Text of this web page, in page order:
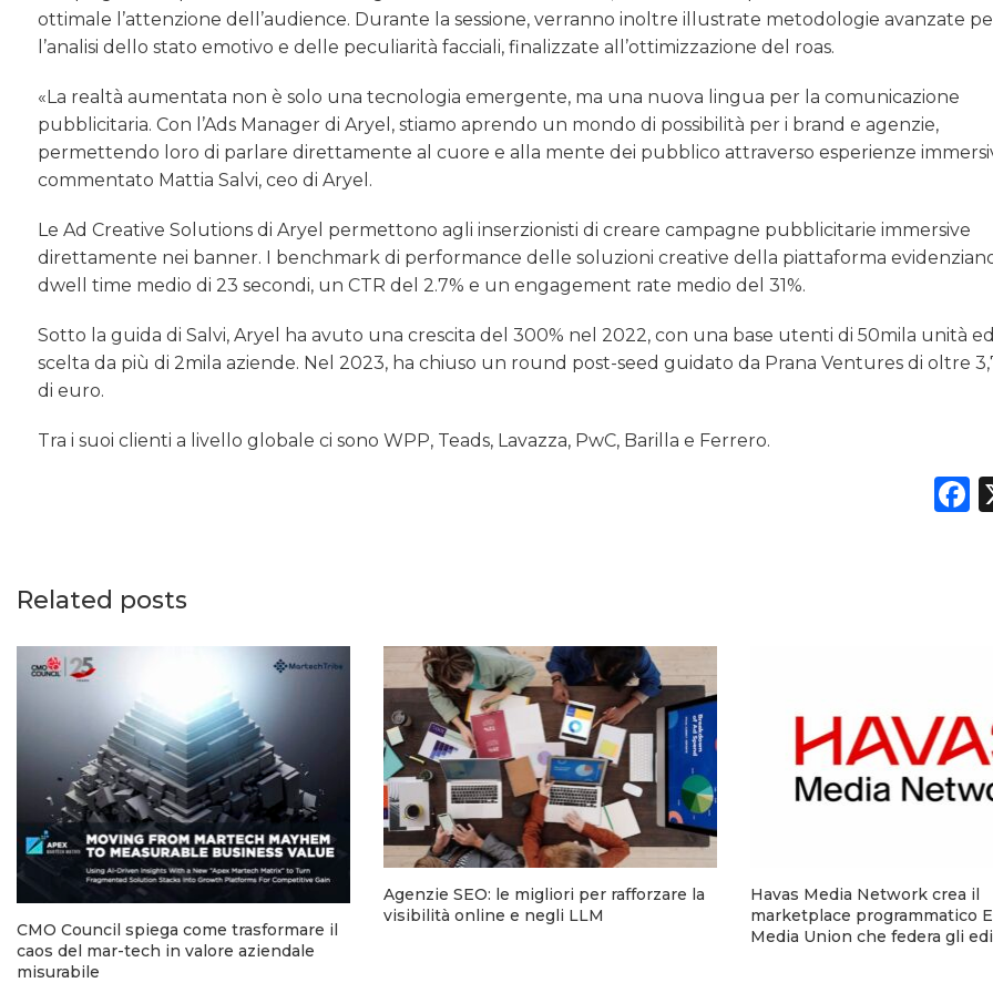
ottimale l’attenzione dell’audience. Durante la sessione, verranno inoltre illustrate metodologie avanzate
l’analisi dello stato emotivo e delle peculiarità facciali, finalizzate all’ottimizzazione del roas.
«La realtà aumentata non è solo una tecnologia emergente, ma una nuova lingua per la comunicazione
pubblicitaria. Con l’Ads Manager di Aryel, stiamo aprendo un mondo di possibilità per i brand e agenzie,
permettendo loro di parlare direttamente al cuore e alla mente dei pubblico attraverso esperienze
commentato Mattia Salvi, ceo di Aryel.
Le Ad Creative Solutions di Aryel permettono agli inserzionisti di creare campagne pubblicitarie immersive
direttamente nei banner. I benchmark di performance delle soluzioni creative della piattaforma
dwell time medio di 23 secondi, un CTR del 2.7% e un engagement rate medio del 31%.
Sotto la guida di Salvi, Aryel ha avuto una crescita del 300% nel 2022, con una base utenti di 50mila unità
scelta da più di 2mila aziende. Nel 2023, ha chiuso un round post-seed guidato da Prana Ventures di oltre
di euro.
Tra i suoi clienti a livello globale ci sono WPP, Teads, Lavazza, PwC, Barilla e Ferrero.
Related posts
CMO Council spiega come trasformare il
caos del mar-tech in valore aziendale
misurabile
Agenzie SEO: le migliori per rafforzare la
visibilità online e negli LLM
Havas Media Network crea il
marketplace programmatico
Media Union che federa gli